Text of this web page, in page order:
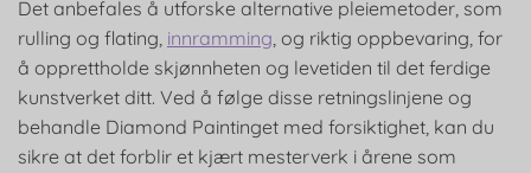
Det anbefales å utforske alternative pleiemetoder, som
rulling og flating, innramming, og riktig oppbevaring, for
å opprettholde skjønnheten og levetiden til det ferdige
kunstverket ditt. Ved å følge disse retningslinjene og
behandle Diamond Paintinget med forsiktighet, kan du
sikre at det forblir et kjært mesterverk i årene som